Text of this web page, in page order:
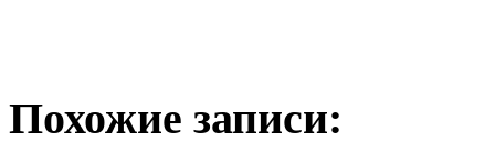
Похожие записи: